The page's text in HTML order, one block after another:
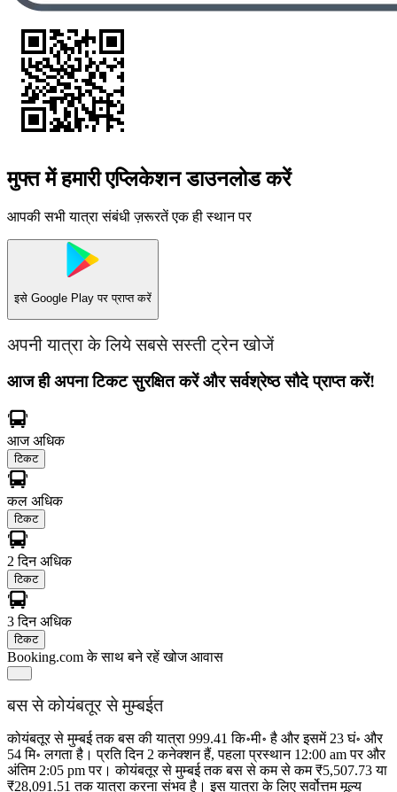
मुफ्त में हमारी एप्लिकेशन डाउनलोड करें
आपकी सभी यात्रा संबंधी ज़रूरतें एक ही स्थान पर
इसे Google Play पर प्राप्त करें
अपनी यात्रा के लिये सबसे सस्ती ट्रेन खोजें
आज ही अपना टिकट सुरक्षित करें और सर्वश्रेष्ठ सौदे प्राप्त करें!
आजअधिक
टिकट
कल अधिक
टिकट
2 दिनअधिक
टिकट
3 दिनअधिक
टिकट
Booking.com के साथ बने रहें खोज आवास
बस से कोयंबतूर से मुम्बईत
कोयंबतूर से मुम्बई तक बस की यात्रा 999.41 कि॰मी॰ है और इसमें 23 घं॰ और
54 मि॰ लगता है। प्रति दिन 2 कनेक्शन हैं, पहला प्रस्थान 12:00 am पर और
अंतिम 2:05 pm पर। कोयंबतूर से मुम्बई तक बस से कम से कम ₹5,507.73 या
₹28,091.51 तक यात्रा करना संभव है। इस यात्रा के लिए सर्वोत्तम मूल्य